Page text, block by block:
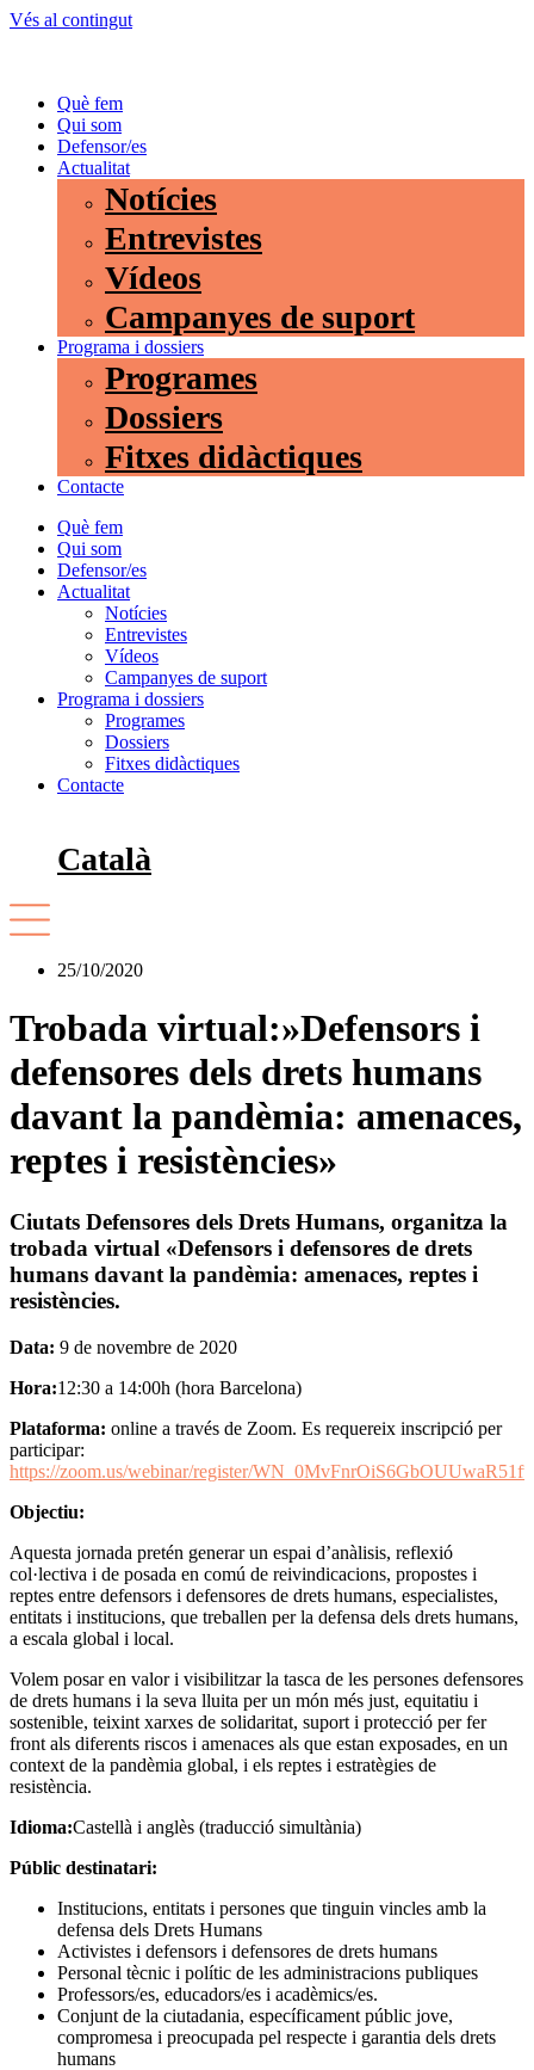
Vés al contingut
Què fem
Qui som
Defensor/es
Actualitat
Notícies
Entrevistes
Vídeos
Campanyes de suport
Programa i dossiers
Programes
Dossiers
Fitxes didàctiques
Contacte
Què fem
Qui som
Defensor/es
Actualitat
Notícies
Entrevistes
Vídeos
Campanyes de suport
Programa i dossiers
Programes
Dossiers
Fitxes didàctiques
Contacte
Català
25/10/2020
Trobada virtual:»Defensors i
defensores dels drets humans
davant la pandèmia: amenaces,
reptes i resistències»
Ciutats Defensores dels Drets Humans, organitza la
trobada virtual «Defensors i defensores de drets
humans davant la pandèmia: amenaces, reptes i
resistències.
Data: 9 de novembre de 2020
Hora:12:30 a 14:00h (hora Barcelona)
Plataforma: online a través de Zoom. Es requereix inscripció per
participar:
https://zoom.us/webinar/register/
Objectiu:
Aquesta jornada pretén generar un espai d’anàlisis, reflexió
col·lectiva i de posada en comú de reivindicacions, propostes i
reptes entre defensors i defensores de drets humans, especialistes,
entitats i institucions, que treballen per la defensa dels drets humans,
a escala global i local.
Volem posar en valor i visibilitzar la tasca de les persones defensores
de drets humans i la seva lluita per un món més just, equitatiu i
sostenible, teixint xarxes de solidaritat, suport i protecció per fer
front als diferents riscos i amenaces als que estan exposades, en un
context de la pandèmia global, i els reptes i estratègies de
resistència.
Idioma:Castellà i anglès (traducció simultània)
Públic destinatari:
Institucions, entitats i persones que tinguin vincles amb la
defensa dels Drets Humans
Activistes i defensors i defensores de drets humans
Personal tècnic i polític de les administracions publiques
Professors/es, educadors/es i acadèmics/es.
Conjunt de la ciutadania, específicament públic jove,
compromesa i preocupada pel respecte i garantia dels drets
humans